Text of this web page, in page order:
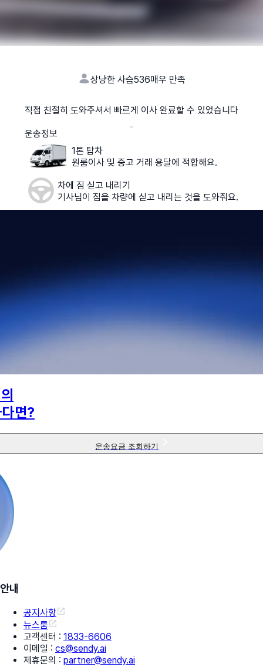
상냥한 사슴536매우 만족
직접 친절히 도와주셔서 빠르게 이사 완료할 수 있었습니다
운송정보
1톤 탑차
원룸이사 및 중고 거래 용달에 적합해요.
차에 짐 싣고 내리기
기사님이 짐을 차량에 싣고 내리는 것을 도와줘요.
면?
운송요금 조회하기
안내
공지사항
뉴스룸
고객센터 : 1833-6606
이메일 : cs@sendy.ai
제휴문의 : partner@sendy.ai